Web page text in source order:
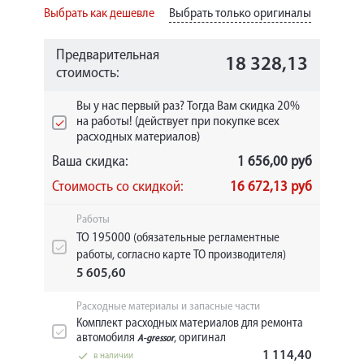
Выбрать как дешевле Выбрать только оригиналы
Предварительная
стоимость:
18 328,13
Вы у нас первый раз? Тогда Вам скидка 20%
на работы! (действует при покупке всех
расходных материалов)
Ваша скидка:
1 656,00 руб
Стоимость со скидкой:
16 672,13 руб
Работы
ТО 195000 (обязательные регламентные
работы, согласно карте ТО производителя)
5 605,60
Расходные материалы и запасные части
Комплект расходных материалов для ремонта
автомобиля A-gressor, оригинал
в наличии 1 114,40